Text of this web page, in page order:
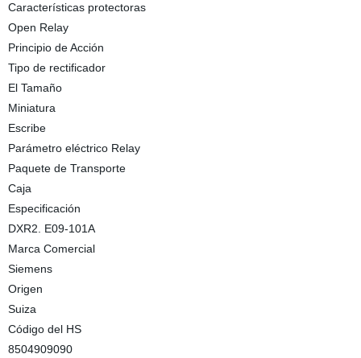
Características protectoras
Open Relay
Principio de Acción
Tipo de rectificador
El Tamaño
Miniatura
Escribe
Parámetro eléctrico Relay
Paquete de Transporte
Caja
Especificación
DXR2. E09-101A
Marca Comercial
Siemens
Origen
Suiza
Código del HS
8504909090